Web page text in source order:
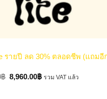
รายปี ลด 30% ตลอดชีพ (แถมอี
฿ Original
8,960.00฿Current
รวม VAT แล้ว